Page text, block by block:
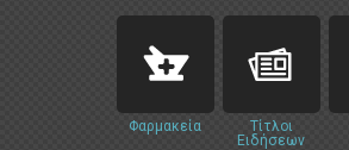
Φαρμακεία
Τίτλοι
Ειδήσεων